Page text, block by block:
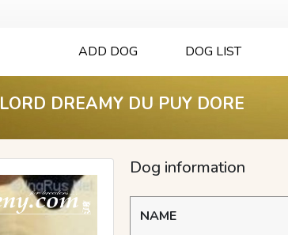
ADD DOG DOG LIST
LORD DREAMY DU PUY DORE
Dog information
NAME